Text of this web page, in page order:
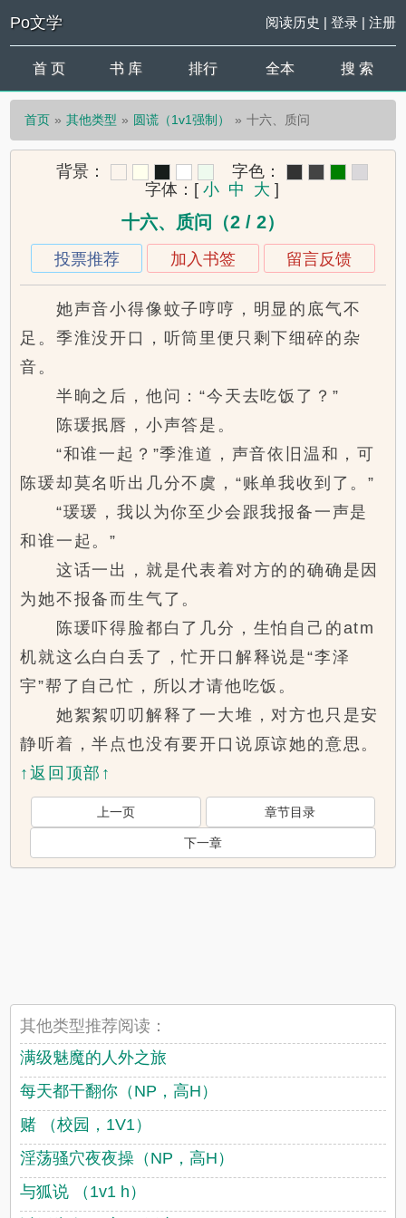
Po文学 阅读历史 | 登录| 注册
首 页 书 库 排行 全本 搜 索
首页 其他类型 圆谎（1v1强制） 十六、质问
背景：
字色：
字体： [ 小 中 大 ]
十六、质问（2 / 2）
投票推荐 加入书签 留言反馈
她声音小得像蚊子哼哼，明显的底气不
足。季淮没开口，听筒里便只剩下细碎的杂
音。
半晌之后，他问：“今天去吃饭了？”
陈瑗抿唇，小声答是。
“和谁一起？”季淮道，声音依旧温和，可
陈瑗却莫名听出几分不虞，“账单我收到了。”
“瑗瑗，我以为你至少会跟我报备一声是
和谁一起。”
这话一出，就是代表着对方的的确确是因
为她不报备而生气了。
陈瑗吓得脸都白了几分，生怕自己的atm
机就这么白白丢了，忙开口解释说是“李泽
宇”帮了自己忙，所以才请他吃饭。
她絮絮叨叨解释了一大堆，对方也只是安
静听着，半点也没有要开口说原谅她的意思。
↑返回顶部↑
上一页 章节目录
下一章
其他类型推荐阅读：
满级魅魔的人外之旅
每天都干翻你（NP，高H）
赌 （校园，1V1）
淫荡骚穴夜夜操（NP，高H）
与狐说 （1v1 h）